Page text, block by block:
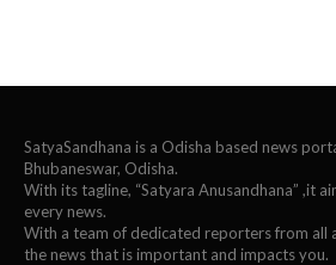
SatyaSandhana is a Odisha based news
Bhubaneswar, Odisha.
With its tagline, “Satyara Anusandhana” ,it
every news.
With a team of dedicated reporters from all
the news that is important and impacts you.